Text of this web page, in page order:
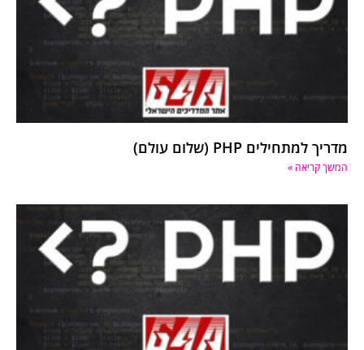
מדריך למתחילים PHP (שלום עולם)
המשך קריאה »